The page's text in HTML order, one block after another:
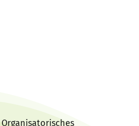
Organisatorisches